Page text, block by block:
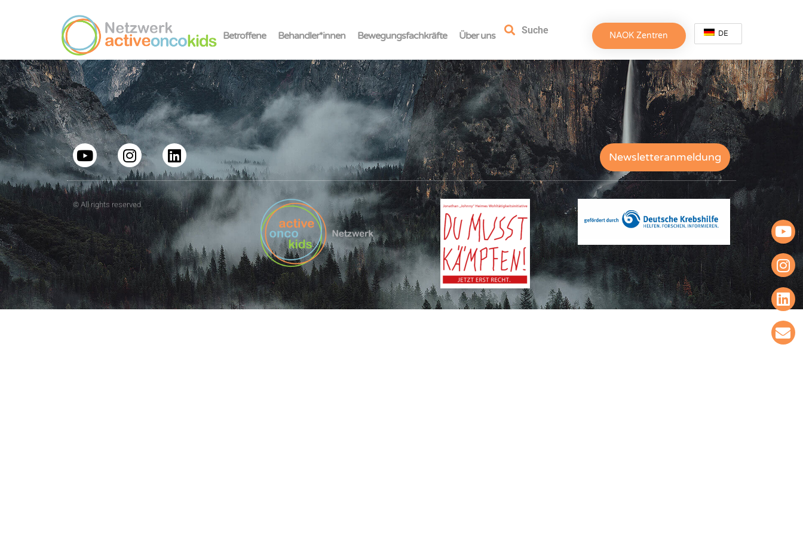
Betroffene Behandler*innen Bewegungsfachkräfte Über uns Suche NAOK Zentren DE
Newsletteranmeldung
© All rights reserved